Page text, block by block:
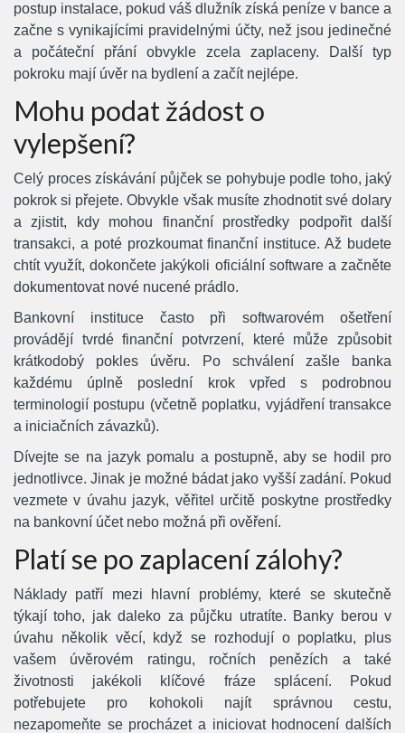
postup instalace, pokud váš dlužník získá peníze v bance a
začne s vynikajícími pravidelnými účty, než jsou jedinečné
a počáteční přání obvykle zcela zaplaceny. Další typ
pokroku mají úvěr na bydlení a začít nejlépe.
Mohu podat žádost o
vylepšení?
Celý proces získávání půjček se pohybuje podle toho, jaký
pokrok si přejete. Obvykle však musíte zhodnotit své dolary
a zjistit, kdy mohou finanční prostředky podpořit další
transakci, a poté prozkoumat finanční instituce. Až budete
chtít využít, dokončete jakýkoli oficiální software a začněte
dokumentovat nové nucené prádlo.
Bankovní instituce často při softwarovém ošetření
provádějí tvrdé finanční potvrzení, které může způsobit
krátkodobý pokles úvěru. Po schválení zašle banka
každému úplně poslední krok vpřed s podrobnou
terminologií postupu (včetně poplatku, vyjádření transakce
a iniciačních závazků).
Dívejte se na jazyk pomalu a postupně, aby se hodil pro
jednotlivce. Jinak je možné bádat jako vyšší zadání. Pokud
vezmete v úvahu jazyk, věřitel určitě poskytne prostředky
na bankovní účet nebo možná při ověření.
Platí se po zaplacení zálohy?
Náklady patří mezi hlavní problémy, které se skutečně
týkají toho, jak daleko za půjčku utratíte. Banky berou v
úvahu několik věcí, když se rozhodují o poplatku, plus
vašem úvěrovém ratingu, ročních penězích a také
životnosti jakékoli klíčové fráze splácení. Pokud
potřebujete pro kohokoli najít správnou cestu,
nezapomeňte se procházet a iniciovat hodnocení dalších